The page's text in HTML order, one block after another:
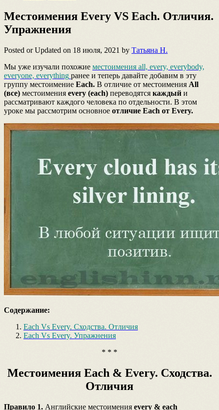
Местоимения Every VS Each. Отличия.
Упражнения
Posted or Updated on 18 июля, 2021 by Татьяна Н.
Мы уже изучали похожие местоимения all, every, everybody,
everyone, everything ранее и теперь давайте добавим в эту
группу местоимение Each. В отличие от местоимения All
(все) местоимения every (each) переводятся каждый и
рассматривают каждого человека по отдельности. В этом
уроке мы рассмотрим основное отличие Each от Every.
Содержание:
Each Vs Every. Сходства. Отличия
Each Vs Every. Упражнения
* * *
Местоимения Each & Every. Сходства.
Отличия
Правило 1. Английские местоимения every & each